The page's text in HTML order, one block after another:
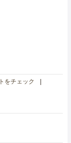
をチェック